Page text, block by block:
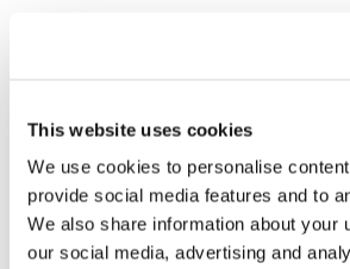
This website uses cookies
We use cookies to personalise
provide social media features and to
We also share information about your
our social media, advertising and
24 Luglio 2026
Diritto civile, Michela Colitta, Sentenze
Roberto De Gaetano